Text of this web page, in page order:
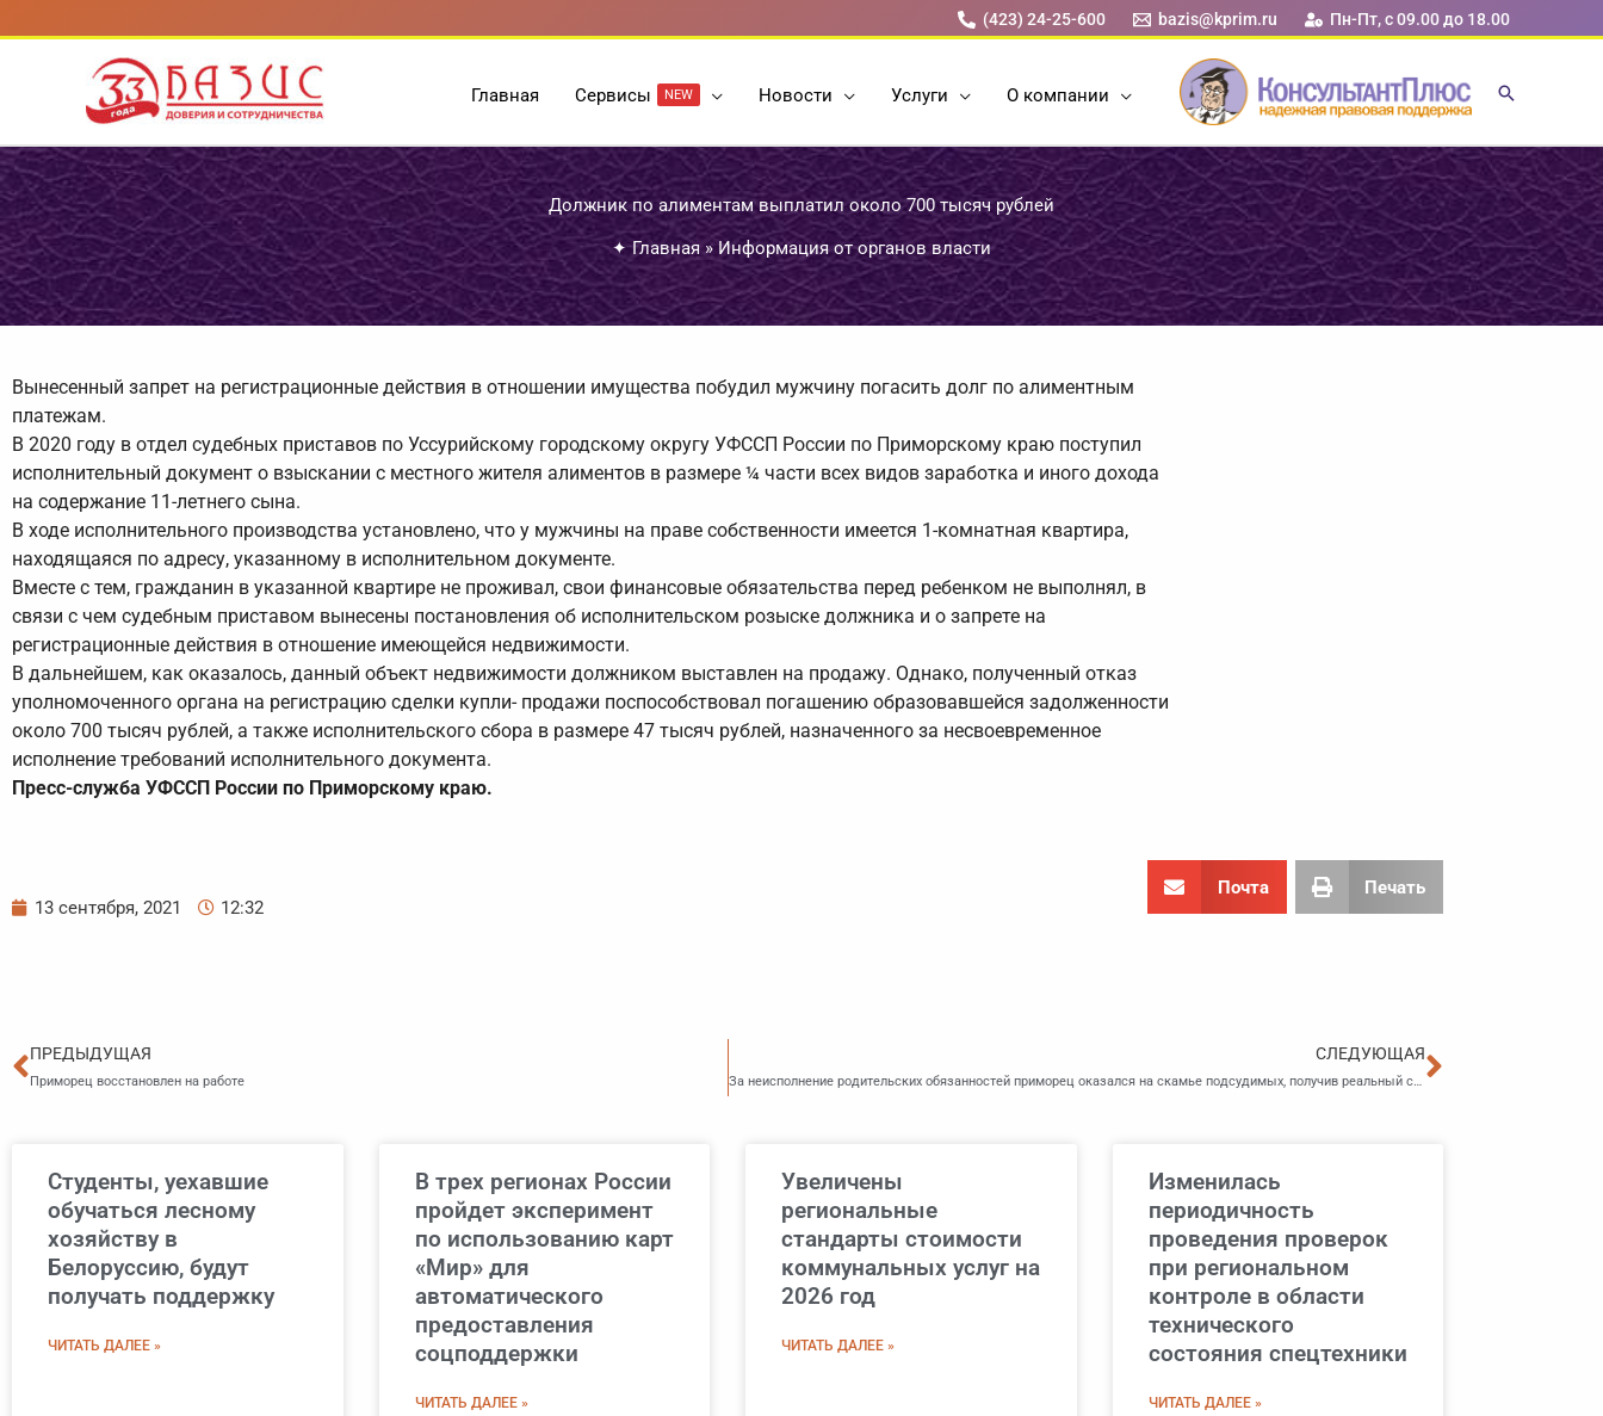
к
содержимому
(423) 24-25-600 bazis@kprim.ru Пн-Пт, с 09.00 до 18.00
Главная Cервисы NEW Новости Услуги О компании
Должник по алиментам выплатил около 700 тысяч рублей
✦ Главная» Информация от органов власти
Вынесенный запрет на регистрационные действия в отношении имущества побудил мужчину погасить долг по алиментным
платежам.
В 2020 году в отдел судебных приставов по Уссурийскому городскому округу УФССП России по Приморскому краю поступил
исполнительный документ о взыскании с местного жителя алиментов в размере ¼ части всех видов заработка и иного дохода
на содержание 11-летнего сына.
В ходе исполнительного производства установлено, что у мужчины на праве собственности имеется 1-комнатная квартира,
находящаяся по адресу, указанному в исполнительном документе.
Вместе с тем, гражданин в указанной квартире не проживал, свои финансовые обязательства перед ребенком не выполнял, в
связи с чем судебным приставом вынесены постановления об исполнительском розыске должника и о запрете на
регистрационные действия в отношение имеющейся недвижимости.
В дальнейшем, как оказалось, данный объект недвижимости должником выставлен на продажу. Однако, полученный отказ
уполномоченного органа на регистрацию сделки купли- продажи поспособствовал погашению образовавшейся задолженности
около 700 тысяч рублей, а также исполнительского сбора в размере 47 тысяч рублей, назначенного за несвоевременное
исполнение требований исполнительного документа.
Пресс-служба УФССП России по Приморскому краю.
13 сентября, 2021 12:32
Почта Печать
Пред
ПРЕДЫДУЩАЯ
Приморец восстановлен на работе
СЛЕДУЮЩАЯ
За неисполнение родительских обязанностей приморец оказался на скамье подсудимых, получив реальный срок
Студенты, уехавшие
обучаться лесному
хозяйству в
Белоруссию, будут
получать поддержку
ЧИТАТЬ ДАЛЕЕ »
В трех регионах России
пройдет эксперимент
по использованию карт
«Мир» для
автоматического
предоставления
соцподдержки
ЧИТАТЬ ДАЛЕЕ »
Увеличены
региональные
стандарты стоимости
коммунальных услуг на
2026 год
ЧИТАТЬ ДАЛЕЕ »
Изменилась
периодичность
проведения проверок
при региональном
контроле в области
технического
состояния спецтехники
ЧИТАТЬ ДАЛЕЕ »